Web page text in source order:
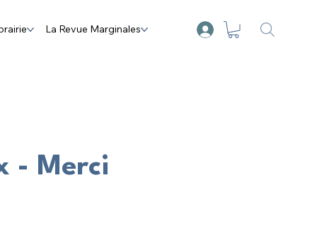
La Revue Marginales
- Merci